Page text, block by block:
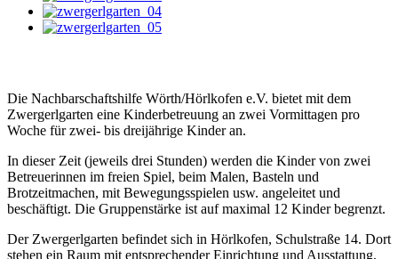
Die Nachbarschaftshilfe Wörth/Hörlkofen e.V. bietet mit dem
Zwergerlgarten eine Kinderbetreuung an zwei Vormittagen pro
Woche für zwei- bis dreijährige Kinder an.
In dieser Zeit (jeweils drei Stunden) werden die Kinder von zwei
Betreuerinnen im freien Spiel, beim Malen, Basteln und
Brotzeitmachen, mit Bewegungsspielen usw. angeleitet und
beschäftigt. Die Gruppenstärke ist auf maximal 12 Kinder begrenzt.
Der Zwergerlgarten befindet sich in Hörlkofen, Schulstraße 14. Dort
stehen ein Raum mit entsprechender Einrichtung und Ausstattung,